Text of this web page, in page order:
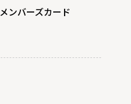
メンバーズカード